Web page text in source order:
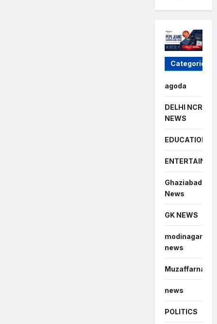
Categories
agoda
DELHI NCR
NEWS
EDUCATION
Ghaziabad
News
GK NEWS
modinagar
news
Muzaffarnagar
news
POLITICS